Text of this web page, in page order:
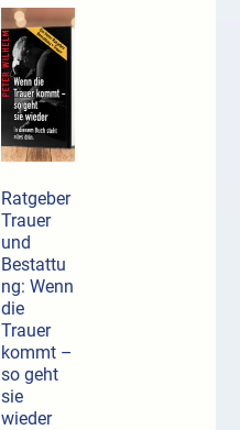
Ratgeber
Trauer
und
Bestattu
ng: Wenn
die
Trauer
kommt –
so geht
sie
wieder